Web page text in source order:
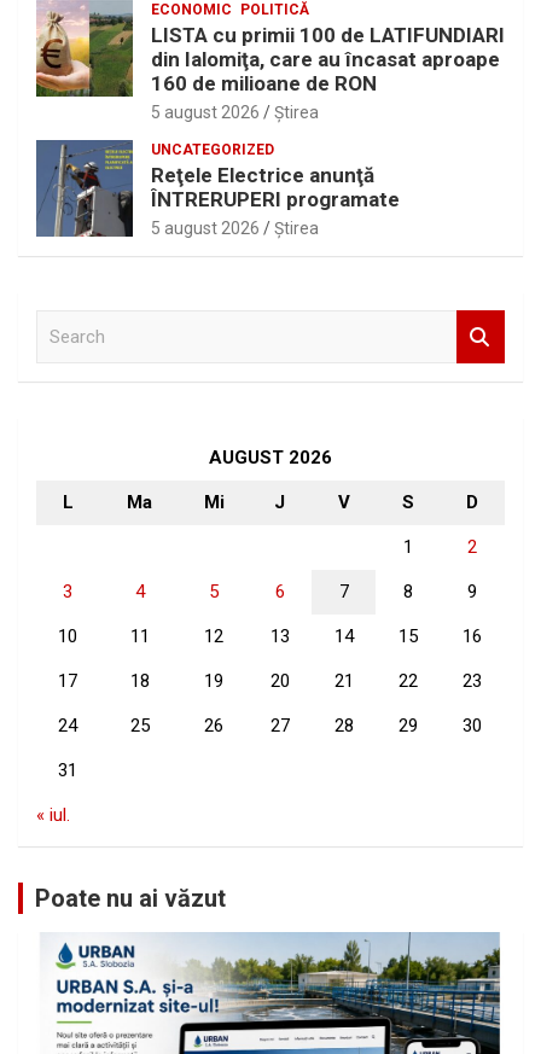
ECONOMIC POLITICĂ
LISTA cu primii 100 de LATIFUNDIARI
din Ialomiţa, care au încasat aproape
160 de milioane de RON
5 august 2026 Ştirea
UNCATEGORIZED
Reţele Electrice anunţă
ÎNTRERUPERI programate
5 august 2026 Ştirea
AUGUST 2026
L Ma Mi J V S D
1 2
3 4 5 6 7 8 9
10 11 12 13 14 15 16
17 18 19 20 21 22 23
24 25 26 27 28 29 30
31
« iul.
Poate nu ai văzut